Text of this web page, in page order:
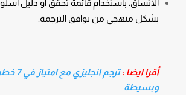
الاتساق: باستخدام قائمة تحقق أو دليل
بشكل منهجي من توافق الترجمة.
أقرا ايضا :
ترجم
وبسيطة